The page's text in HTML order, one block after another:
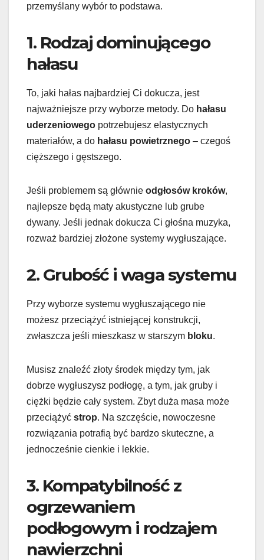
przemyślany wybór to podstawa.
1. Rodzaj dominującego
hałasu
To, jaki hałas najbardziej Ci dokucza, jest
najważniejsze przy wyborze metody. Do hałasu
uderzeniowego potrzebujesz elastycznych
materiałów, a do hałasu powietrznego – czegoś
cięższego i gęstszego.
Jeśli problemem są głównie odgłosów kroków,
najlepsze będą maty akustyczne lub grube
dywany. Jeśli jednak dokucza Ci głośna muzyka,
rozważ bardziej złożone systemy wygłuszające.
2. Grubość i waga systemu
Przy wyborze systemu wygłuszającego nie
możesz przeciążyć istniejącej konstrukcji,
zwłaszcza jeśli mieszkasz w starszym bloku.
Musisz znaleźć złoty środek między tym, jak
dobrze wygłuszysz podłogę, a tym, jak gruby i
ciężki będzie cały system. Zbyt duża masa może
przeciążyć strop. Na szczęście, nowoczesne
rozwiązania potrafią być bardzo skuteczne, a
jednocześnie cienkie i lekkie.
3. Kompatybilność z
ogrzewaniem
podłogowym i rodzajem
nawierzchni